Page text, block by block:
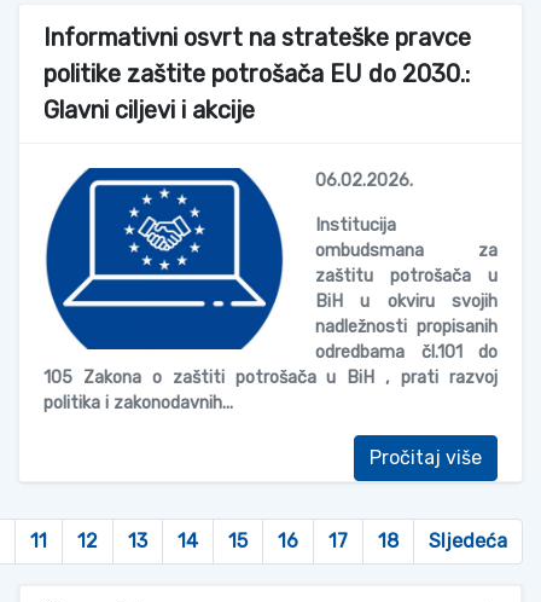
Informativni osvrt na strateške pravce
politike zaštite potrošača EU do 2030.:
Glavni ciljevi i akcije
06.02.2026.
Institucija
ombudsmana za
zaštitu potrošača u
BiH u okviru svojih
nadležnosti propisanih
odredbama čl.101 do
105 Zakona o zaštiti potrošača u BiH , prati razvoj
politika i zakonodavnih...
Pročitaj više
11 12 13 14 15 16 17 18 Sljedeća